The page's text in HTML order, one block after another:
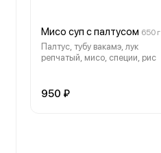
Мисо суп с палтусом 650 г
Палтус, тубу вакамэ, лук
репчатый, мисо, специи, рис
950 ₽